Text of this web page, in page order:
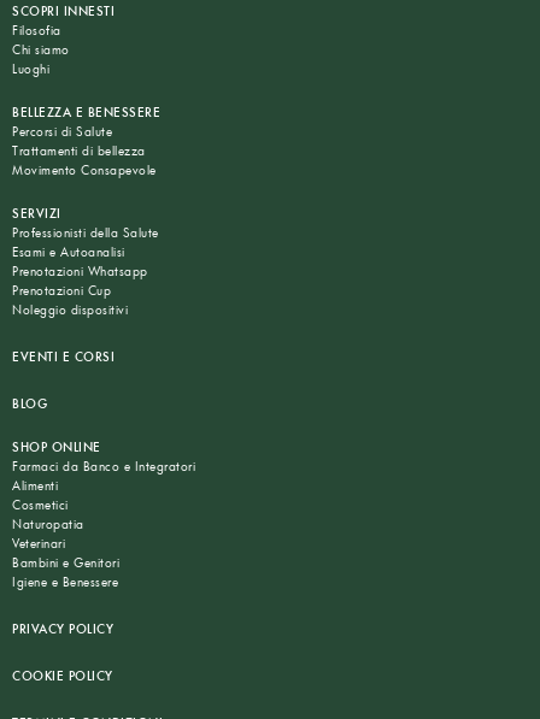
SCOPRI INNESTI
Filosofia
Chi siamo
Luoghi
BELLEZZA E BENESSERE
Percorsi di Salute
Trattamenti di bellezza
Movimento Consapevole
SERVIZI
Professionisti della Salute
Esami e Autoanalisi
Prenotazioni Whatsapp
Prenotazioni Cup
Noleggio dispositivi
EVENTI E CORSI
BLOG
SHOP ONLINE
Farmaci da Banco e Integratori
Alimenti
Cosmetici
Naturopatia
Veterinari
Bambini e Genitori
Igiene e Benessere
PRIVACY POLICY
COOKIE POLICY